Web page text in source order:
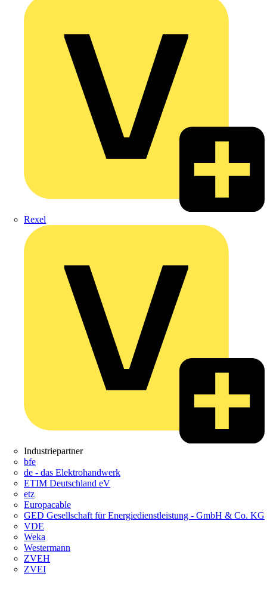
Rexel
Industriepartner
bfe
de - das Elektrohandwerk
ETIM Deutschland eV
etz
Europacable
GED Gesellschaft für Energiedienstleistung - GmbH & Co. KG
VDE
Weka
Westermann
ZVEH
ZVEI